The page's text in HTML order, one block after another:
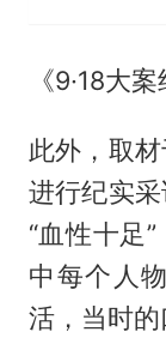
《9·18大
此外，取
进行纪实
“血性十足
中每个人
活，当时的